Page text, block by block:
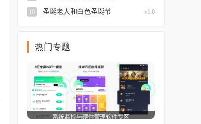
10 圣诞老人和白色圣诞节 v1.0
热门专题